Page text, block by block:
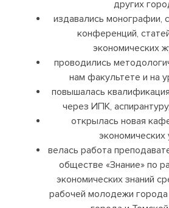
других
издавались монографии,
конференций,
экономических
проводились
нам факультете и на
повышалась
через ИПК,
открылась новая
экономических
велась работа
обществе «Знание» по
экономических знаний
рабочей молодежи города